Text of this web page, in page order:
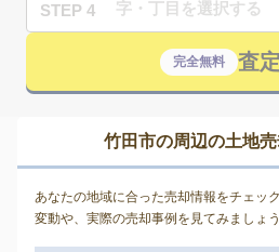
STEP 4
完全無料 査
竹田市の周辺の土地
あなたの地域に合った売却情報をチェッ
変動や、実際の売却事例を見てみましょう